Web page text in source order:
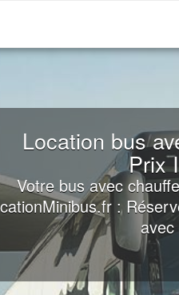
Location bus
Prix
Votre bus avec
:
avec